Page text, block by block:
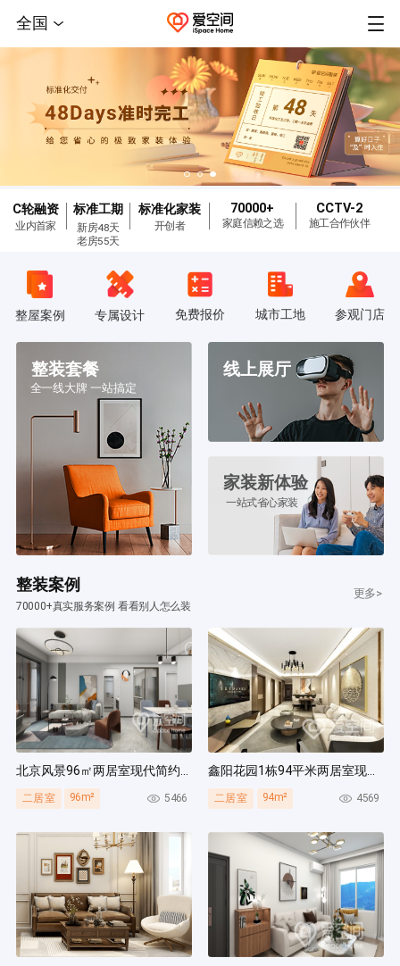
全国
C轮融资
业内首家
标准工期
新房48天
老房55天
标准化家装
开创者
70000+
家庭信赖之选
CCTV-2
施工合作伙伴
整屋案例 专属设计 免费报价 城市工地 参观门店
整装套餐
全一线大牌 一站搞定
线上展厅
家装新体验
一站式省心家装
整装案例
70000+真实服务案例 看看别人怎么装
更多>
北京风景96㎡两居室现代简约风装修案例
二居室 96m² 5466
鑫阳花园1栋94平米两居室现代简约风装修案例
二居室 94m² 4569